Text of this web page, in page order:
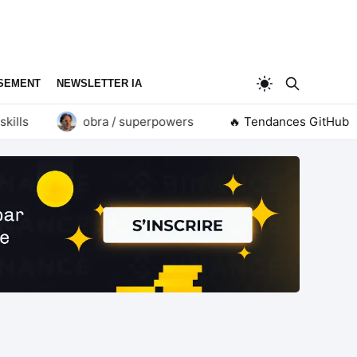
NEWSLETTER IA
obra / superpowers goauthentik / authentik
🔥 Tendances GitHub